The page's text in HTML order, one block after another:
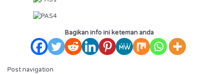
Bagikan info ini keteman anda
Post navigation